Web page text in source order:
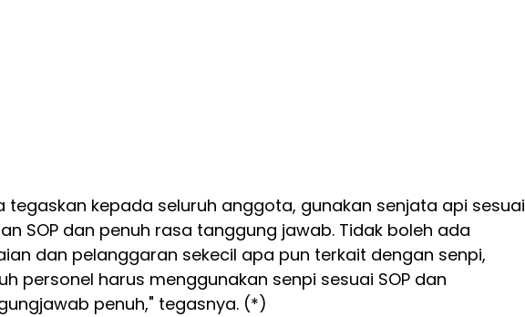
tegaskan kepada seluruh anggota, gunakan senjata api sesuai
SOP dan penuh rasa tanggung jawab. Tidak boleh ada
dan pelanggaran sekecil apa pun terkait dengan senpi,
personel harus menggunakan senpi sesuai SOP dan
penuh," tegasnya. (*)